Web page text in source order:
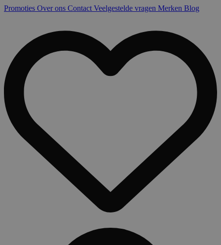
Promoties Over ons Contact Veelgestelde vragen Merken Blog